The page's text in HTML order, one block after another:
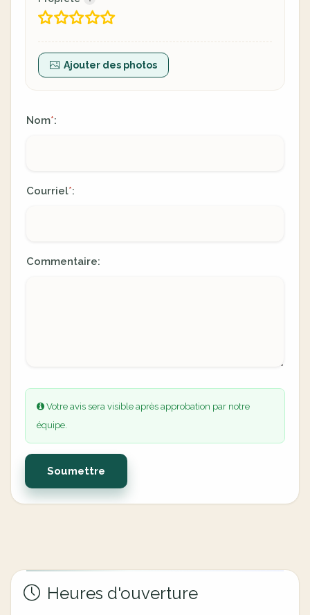
Ajouter des photos
Nom*:
Courriel*:
Commentaire:
Votre avis sera visible après approbation par notre
équipe.
Soumettre
Heures d'ouverture